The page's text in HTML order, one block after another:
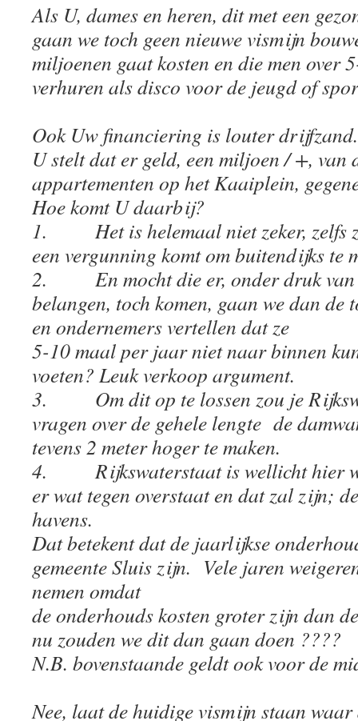
Als U, dames en heren, dit met een
gaan we toch geen nieuwe vismijn
miljoenen gaat kosten en die men over
verhuren als disco voor de jeugd of
Ook Uw financiering is louter drijfzand.
U stelt dat er geld, een miljoen / +, van
appartementen op het Kaaiplein,
Hoe komt U daarbij?
1. Het is helemaal niet zeker, zelfs
een vergunning komt om buitendijks te
2. En mocht die er, onder druk van
belangen, toch komen, gaan we dan de
en ondernemers vertellen dat ze
5-10 maal per jaar niet naar binnen
voeten? Leuk verkoop argument.
3. Om dit op te lossen zou je
vragen over de gehele lengte de
tevens 2 meter hoger te maken.
4. Rijkswaterstaat is wellicht hier
er wat tegen overstaat en dat zal zijn;
havens.
Dat betekent dat de jaarlijkse
gemeente Sluis zijn. Vele jaren
nemen omdat
de onderhouds kosten groter zijn dan
nu zouden we dit dan gaan doen ????
N.B. bovenstaande geldt ook voor de
Nee, laat de huidige vismijn staan